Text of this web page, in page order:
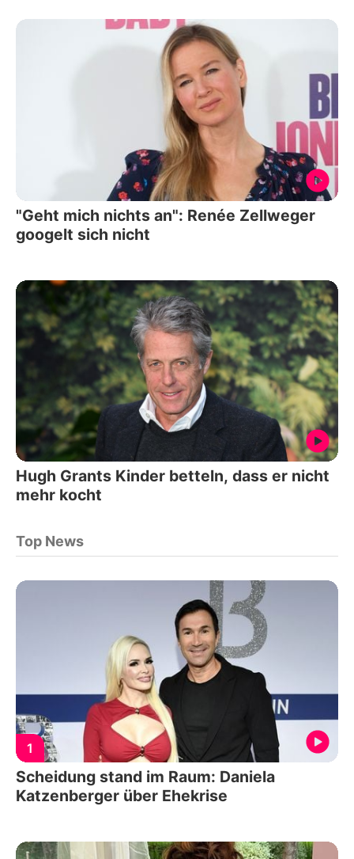
"Geht mich nichts an": Renée Zellweger
googelt sich nicht
Hugh Grants Kinder betteln, dass er nicht
mehr kocht
Top News
1
Scheidung stand im Raum: Daniela
Katzenberger über Ehekrise